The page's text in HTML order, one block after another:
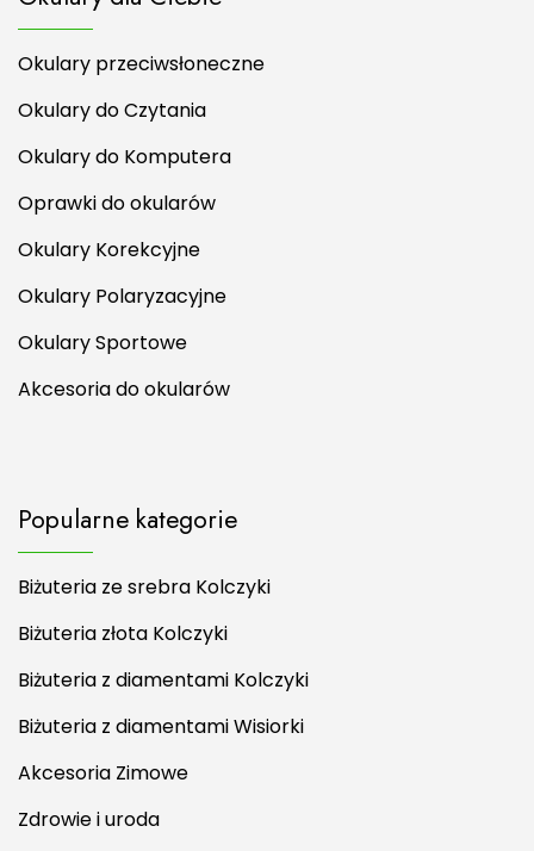
Okulary przeciwsłoneczne
Okulary do Czytania
Okulary do Komputera
Oprawki do okularów
Okulary Korekcyjne
Okulary Polaryzacyjne
Okulary Sportowe
Akcesoria do okularów
Popularne kategorie
Biżuteria ze srebra Kolczyki
Biżuteria złota Kolczyki
Biżuteria z diamentami Kolczyki
Biżuteria z diamentami Wisiorki
Akcesoria Zimowe
Zdrowie i uroda